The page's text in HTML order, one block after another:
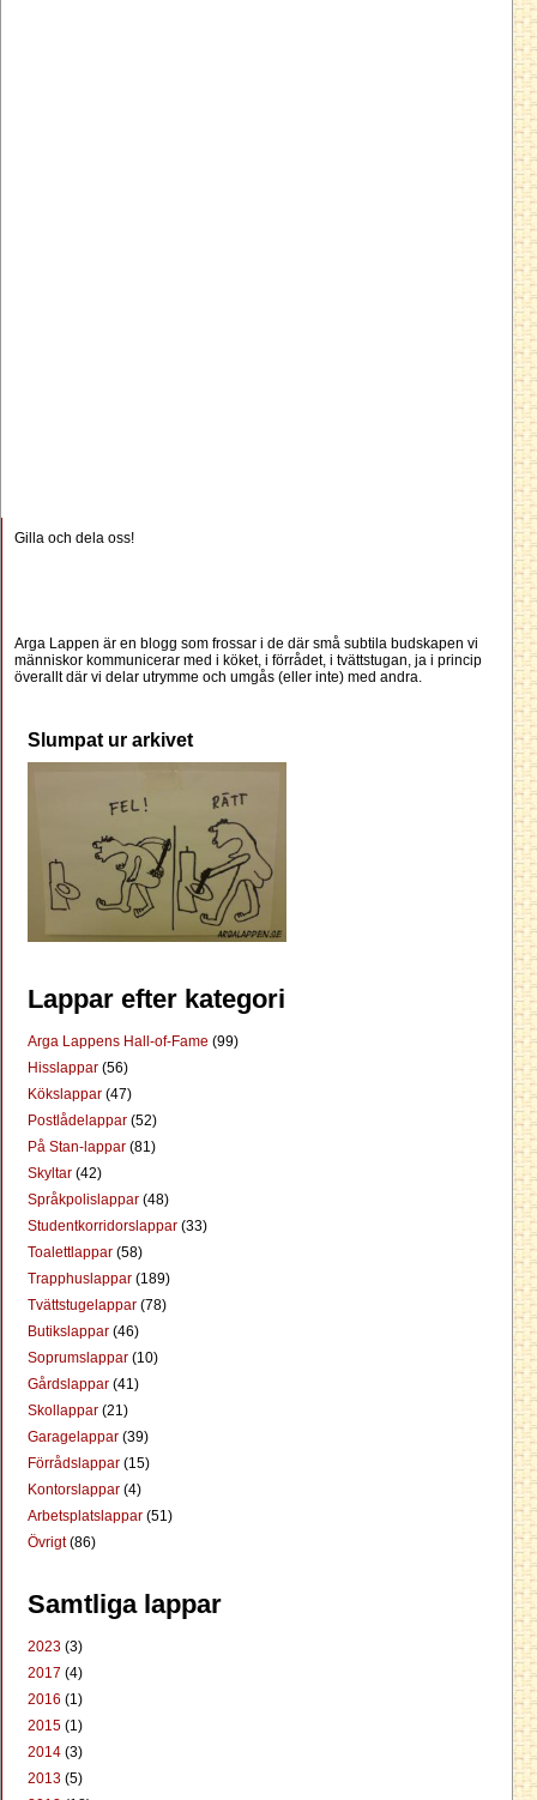
Gilla och dela oss!
Arga Lappen är en blogg som frossar i de där små subtila budskapen vi
människor kommunicerar med i köket, i förrådet, i tvättstugan, ja i princip
överallt där vi delar utrymme och umgås (eller inte) med andra.
Slumpat ur arkivet
Lappar efter kategori
Arga Lappens Hall-of-Fame (99)
Hisslappar (56)
Kökslappar (47)
Postlådelappar (52)
På Stan-lappar (81)
Skyltar (42)
Språkpolislappar (48)
Studentkorridorslappar (33)
Toalettlappar (58)
Trapphuslappar (189)
Tvättstugelappar (78)
Butikslappar (46)
Soprumslappar (10)
Gårdslappar (41)
Skollappar (21)
Garagelappar (39)
Förrådslappar (15)
Kontorslappar (4)
Arbetsplatslappar (51)
Övrigt(86)
Samtliga lappar
2023 (3)
2017 (4)
2016 (1)
2015 (1)
2014 (3)
2013 (5)